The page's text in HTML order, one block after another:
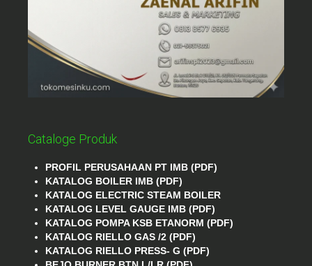
Cataloge Produk
PROFIL PERUSAHAAN PT IMB (PDF)
KATALOG BOILER IMB (PDF)
KATALOG ELECTRIC STEAM BOILER
KATALOG LEVEL GAUGE IMB (PDF)
KATALOG POMPA KSB ETANORM (PDF)
KATALOG RIELLO GAS /2 (PDF)
KATALOG RIELLO PRESS- G (PDF)